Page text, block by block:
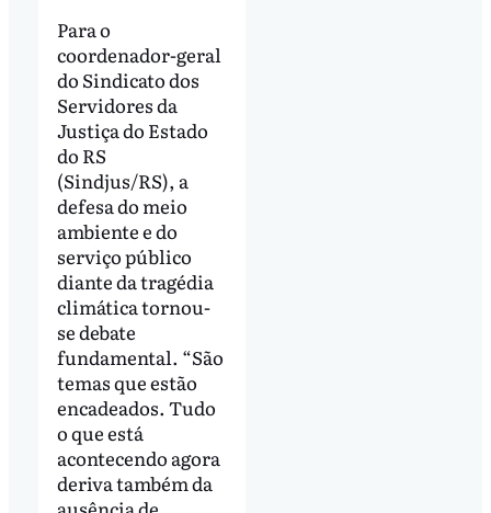
Para o
coordenador-geral
do Sindicato dos
Servidores da
Justiça do Estado
do RS
(Sindjus/RS), a
defesa do meio
ambiente e do
serviço público
diante da tragédia
climática tornou-
se debate
fundamental. “São
temas que estão
encadeados. Tudo
o que está
acontecendo agora
deriva também da